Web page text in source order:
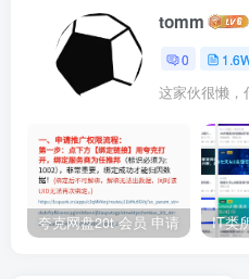
tomm
0
这家伙很懒，
夸克网盘20t 会员 申请